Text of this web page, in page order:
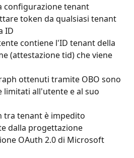
configurazione tenant
token da qualsiasi tenant
ID
contiene l'ID tenant della
(attestazione tid) che viene
ottenuti tramite OBO sono
limitati all'utente e al suo
tra tenant è impedito
dalla progettazione
OAuth 2.0 di Microsoft